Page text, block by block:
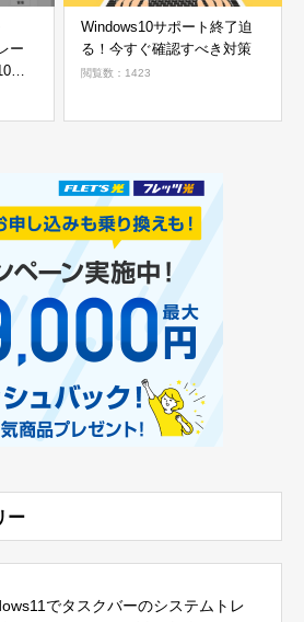
ー
か
Windows10サポート終了迫
る！今すぐ確認すべき対策
閲覧数：1423
ー
でタスクバーのシステムトレ